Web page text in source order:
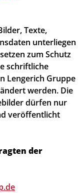
Texte,
unterliegen
zum Schutz
schriftliche
Lengerich Gruppe
werden. Die
dürfen nur
veröffentlicht
der